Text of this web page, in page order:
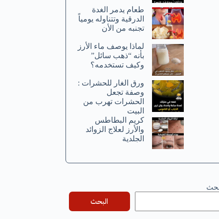
طعام يدمر الغدة
الدرقية وتتناوله يومياً
تجنبه من الأن
لماذا يوصف ماء الأرز
بأنه “ذهب سائل”
وكيف تستخدمه؟
ورق الغار للحشرات :
وصفة تجعل
الحشرات تهرب من
البيت
كريم البطاطس
والأرز لعلاج الزوائد
الجلدية
البحث